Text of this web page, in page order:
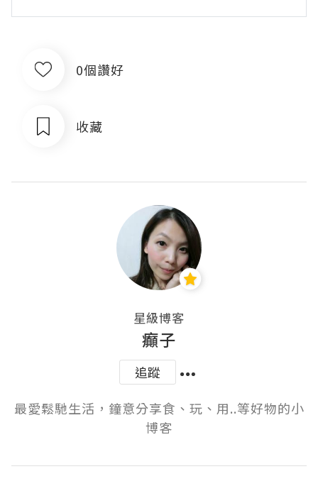
0個讚好
收藏
星級博客
癲子
追蹤
最愛鬆馳生活，鐘意分享食、玩、用..等好物的小
博客